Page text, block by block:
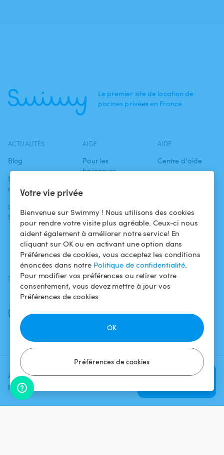
Votre vie privée
Bienvenue sur Swimmy ! Nous utilisons des cookies
pour rendre votre visite plus agréable. Ceux-ci nous
aident également à améliorer notre service! En
cliquant sur OK ou en activant une option dans
Préférences de cookies, vous acceptez les conditions
énoncées dans notre Politique de confidentialité.
Pour modifier vos préférences ou retirer votre
consentement, vous devez mettre à jour vos
Préférences de cookies
Préférences de cookies
OK
Ajoutez une date et un créneau
pour voir le prix
Vérifier la
Le premier site de location de
piscines privées en France.
ACTUALITÉS
Blog
Swimmy dans les
médias
L'aventure
Swimmy
AIDE
Pour les
baigneurs
Louer ma piscine
Comment ça
marche ?
AIDE
Centre d'aide
confidentialité
Mentions légales
SUIVEZ-NOUS
Facebook
Instagram
TÉLÉCHARGEZ L'APP